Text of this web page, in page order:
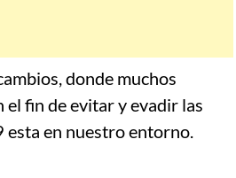
donde muchos
el fin de evitar y evadir las
esta en nuestro entorno.